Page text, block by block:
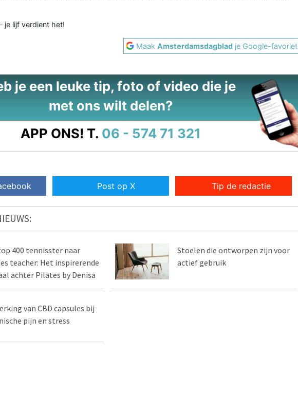
je lijf verdient het!
MaakAmsterdamsdagblad je Google-favoriet
je een leuke tip, foto of video die je
met ons wilt delen?
APP ONS! T. 06 - 574 71 321
Post op X Tip de redactie
400 tennisster naar
teacher: Het inspirerende
achter Pilates by Denisa
Stoelen die ontworpen zijn voor
actief gebruik
van CBD capsules bij
pijn en stress